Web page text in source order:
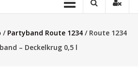
/ Partyband Route 1234 / Route 1234
– Deckelkrug 0,5 l